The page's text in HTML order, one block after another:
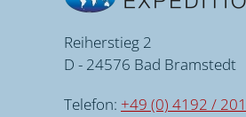
Reiherstieg 2
D - 24576 Bad Bramstedt
Telefon: +49 (0) 4192 /